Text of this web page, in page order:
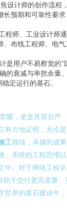
设计师的创作流程
长预期和可靠性要求
程师、工业设计师
、布线工程师、电气
是用户不易察觉的“
的衰减与串扰余量
定运行的基石。
耀，更是其背后严
有力地证明，无论
工领域，卓越的成
、系统的工程思维
中。对于网络工程
助于交付更高质量、
世界的基石建设中